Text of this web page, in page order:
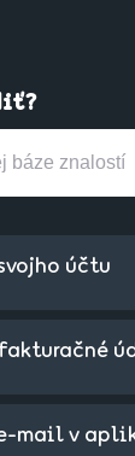
účtu
mail v